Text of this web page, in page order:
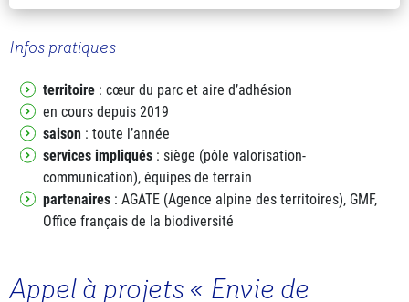
Infos pratiques
territoire : cœur du parc et aire d’adhésion
en cours depuis 2019
saison : toute l’année
services impliqués : siège (pôle valorisation-
communication), équipes de terrain
partenaires : AGATE (Agence alpine des territoires), GMF,
Office français de la biodiversité
Appel à projets « Envie de